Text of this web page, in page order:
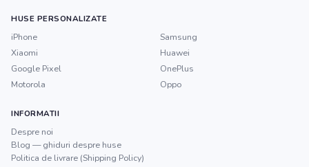
HUSE PERSONALIZATE
iPhone
Samsung
Xiaomi
Huawei
Google Pixel
OnePlus
Motorola
Oppo
INFORMATII
Despre noi
Blog — ghiduri despre huse
Politica de livrare (Shipping Policy)